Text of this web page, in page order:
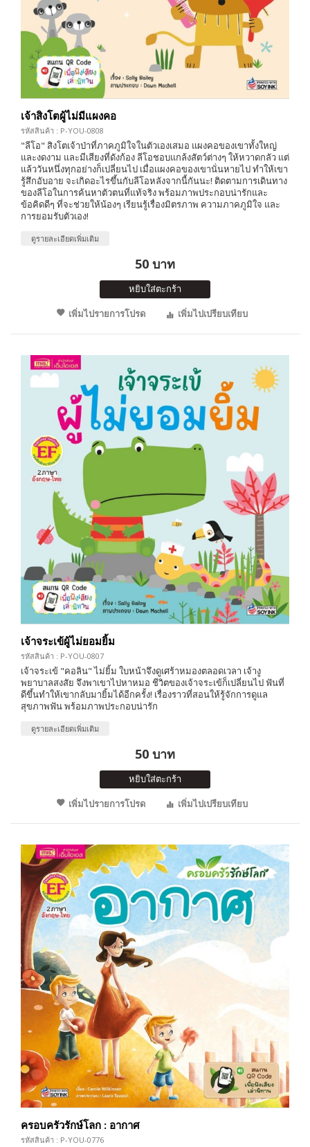
เจ้าสิงโตผู้ไม่มีแผงคอ
รหัสสินค้า : P-YOU-0808
"ลีโอ" สิงโตเจ้าป่าที่ภาคภูมิใจในตัวเองเสมอ แผงคอของเขาทั้งใหญ่
และงดงาม และมีเสียงที่ดังก้อง ลีโอชอบแกล้งสัตว์ต่างๆ ให้หวาดกลัว แต่
แล้ววันหนึ่งทุกอย่างก็เปลี่ยนไป เมื่อเเผงคอของเขานั่นหายไป ทำให้เขา
รู้สึกอับอาย จะเกิดอะไรขึ้นกับลีโอหลังจากนี้กันนะ! ติดตามการเดินทาง
ของลีโอในการค้นหาตัวตนที่แท้จริง พร้อมภาพประกอบน่ารักและ
ข้อคิดดีๆ ที่จะช่วยให้น้องๆ เรียนรู้เรื่องมิตรภาพ ความภาคภูมิใจ และ
การยอมรับตัวเอง!
ดูรายละเอียดเพิ่มเติม
50 บาท
หยิบใส่ตะกร้า
เพิ่มไปรายการโปรด
เพิ่มไปเปรียบเทียบ
เจ้าจระเข้ผู้ไม่ยอมยิ้ม
รหัสสินค้า : P-YOU-0807
เจ้าจระเข้ "คอลิน" ไม่ยิ้ม ใบหน้าจึงดูเศร้าหมองตลอดเวลา เจ้างู
พยาบาลสงสัย จึงพาเขาไปหาหมอ ชีวิตของเจ้าจระเข้ก็เปลี่ยนไป ฟันที่
ดีขึ้นทำให้เขากลับมายิ้มได้อีกครั้ง! เรื่องราวที่สอนให้รู้จักการดูแล
สุขภาพฟัน พร้อมภาพประกอบน่ารัก
ดูรายละเอียดเพิ่มเติม
50 บาท
หยิบใส่ตะกร้า
เพิ่มไปรายการโปรด
เพิ่มไปเปรียบเทียบ
ครอบครัวรักษ์โลก : อากาศ
รหัสสินค้า : P-YOU-0776